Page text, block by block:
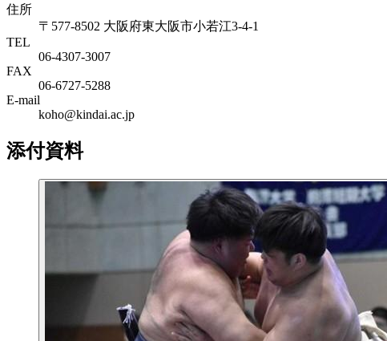
住所
〒577-8502 大阪府東大阪市小若江3-4-1
TEL
06‐4307‐3007
FAX
06‐6727‐5288
E-mail
koho@kindai.ac.jp
添付資料